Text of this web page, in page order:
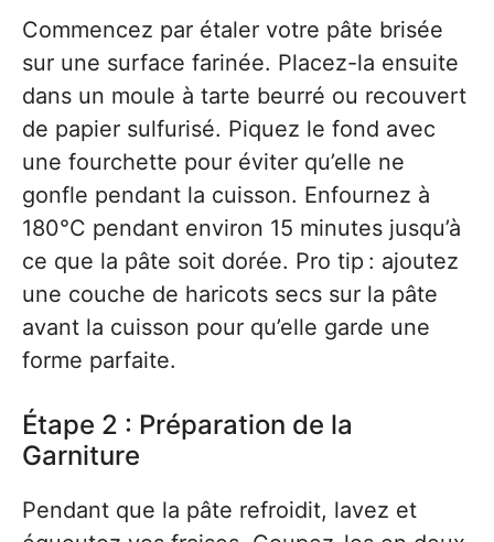
Commencez par étaler votre pâte brisée
sur une surface farinée. Placez-la ensuite
dans un moule à tarte beurré ou recouvert
de papier sulfurisé. Piquez le fond avec
une fourchette pour éviter qu’elle ne
gonfle pendant la cuisson. Enfournez à
180°C pendant environ 15 minutes jusqu’à
ce que la pâte soit dorée. Pro tip : ajoutez
une couche de haricots secs sur la pâte
avant la cuisson pour qu’elle garde une
forme parfaite.
Étape 2 : Préparation de la
Garniture
Pendant que la pâte refroidit, lavez et